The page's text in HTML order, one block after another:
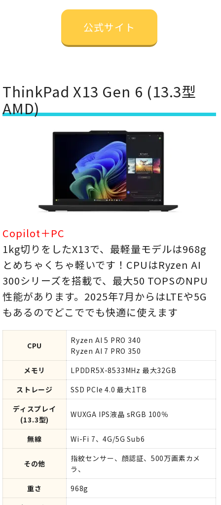
公式サイト
ThinkPad X13 Gen 6 (13.3型
AMD)
Copilot＋PC
1kg切りをしたX13で、最軽量モデルは968g
とめちゃくちゃ軽いです！CPUはRyzen AI
300シリーズを搭載で、最大50 TOPSのNPU
性能があります。2025年7月からはLTEや5G
もあるのでどこででも快適に使えます
CPU
Ryzen AI 5 PRO 340
Ryzen AI 7 PRO 350
メモリ
LPDDR5X-8533MHz 最大32GB
ストレージ
SSD PCIe 4.0 最大1TB
ディスプレイ
(13.3型)
WUXGA IPS液晶 sRGB 100％
無線 Wi-Fi 7、4G/5G Sub6
その他
指紋センサー、顔認証、500万画素カメ
ラ、
重さ
968g